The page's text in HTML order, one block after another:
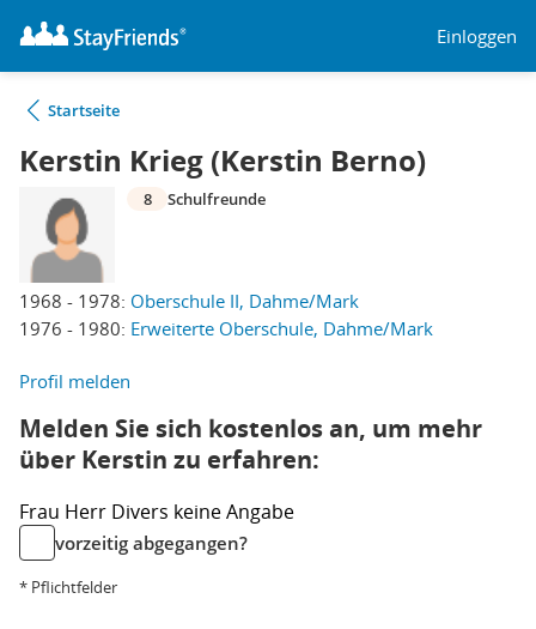
Einloggen
Startseite
Kerstin Krieg (Kerstin Berno)
1968 - 1978: Oberschule II, Dahme/Mark
1976 - 1980: Erweiterte Oberschule, Dahme/Mark
8 Schulfreunde
Profil melden
Melden Sie sich kostenlos an, um mehr
über Kerstin zu erfahren:
Frau Herr Divers keine Angabe
vorzeitig abgegangen?
* Pflichtfelder